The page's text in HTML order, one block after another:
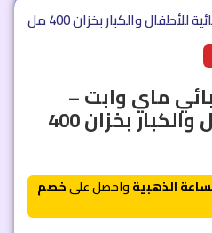
والكبار بخزان 400 مل
ماي وابت –
لعبة مائية للأطفال والكبار بخزان 400
الذهبيةواحصل علىخصم